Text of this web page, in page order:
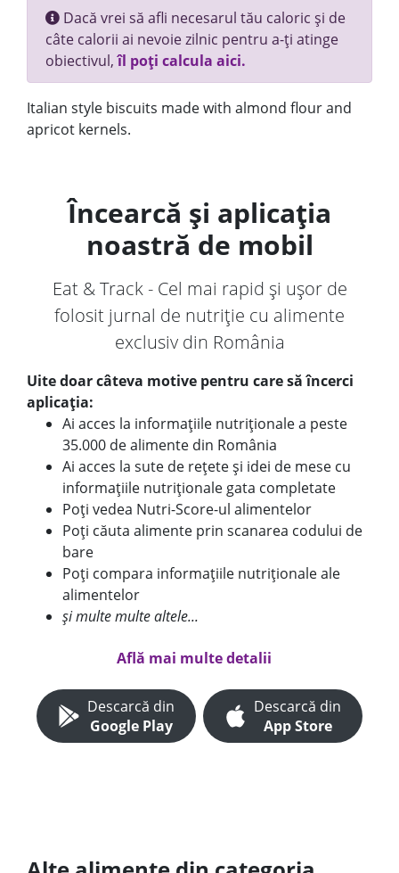
Dacă vrei să afli necesarul tău caloric și de
câte calorii ai nevoie zilnic pentru a-ți atinge
obiectivul,îl poți calcula aici.
Italian style biscuits made with almond flour and
apricot kernels.
Încearcă și aplicația
noastră de mobil
Eat & Track - Cel mai rapid și ușor de
folosit jurnal de nutriție cu alimente
exclusiv din România
Uite doar câteva motive pentru care să încerci
aplicația:
Ai acces la informațiile nutriționale a peste
35.000 de alimente din România
Ai acces la sute de rețete și idei de mese cu
informațiile nutriționale gata completate
Poți vedea Nutri-Score-ul alimentelor
Poți căuta alimente prin scanarea codului de
bare
Poți compara informațiile nutriționale ale
alimentelor
și multe multe altele...
Află mai multe detalii
Descarcă din
Google Play
Descarcă din
App Store